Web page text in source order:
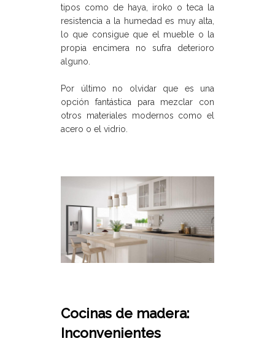
tipos como de haya, iroko o teca la
resistencia a la humedad es muy alta,
lo que consigue que el mueble o la
propia encimera no sufra deterioro
alguno.
Por último no olvidar que es una
opción fantástica para mezclar con
otros materiales modernos como el
acero o el vidrio.
Cocinas de madera:
Inconvenientes